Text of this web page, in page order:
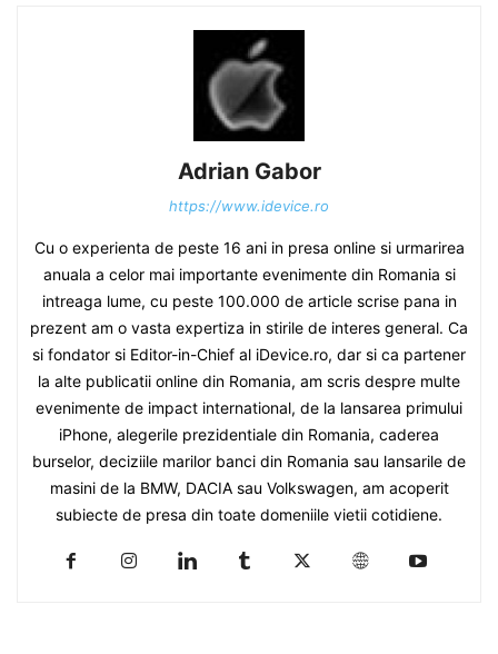
Adrian Gabor
https://www.idevice.ro
Cu o experienta de peste 16 ani in presa online si urmarirea
anuala a celor mai importante evenimente din Romania si
intreaga lume, cu peste 100.000 de article scrise pana in
prezent am o vasta expertiza in stirile de interes general. Ca
si fondator si Editor-in-Chief al iDevice.ro, dar si ca partener
la alte publicatii online din Romania, am scris despre multe
evenimente de impact international, de la lansarea primului
iPhone, alegerile prezidentiale din Romania, caderea
burselor, deciziile marilor banci din Romania sau lansarile de
masini de la BMW, DACIA sau Volkswagen, am acoperit
subiecte de presa din toate domeniile vietii cotidiene.